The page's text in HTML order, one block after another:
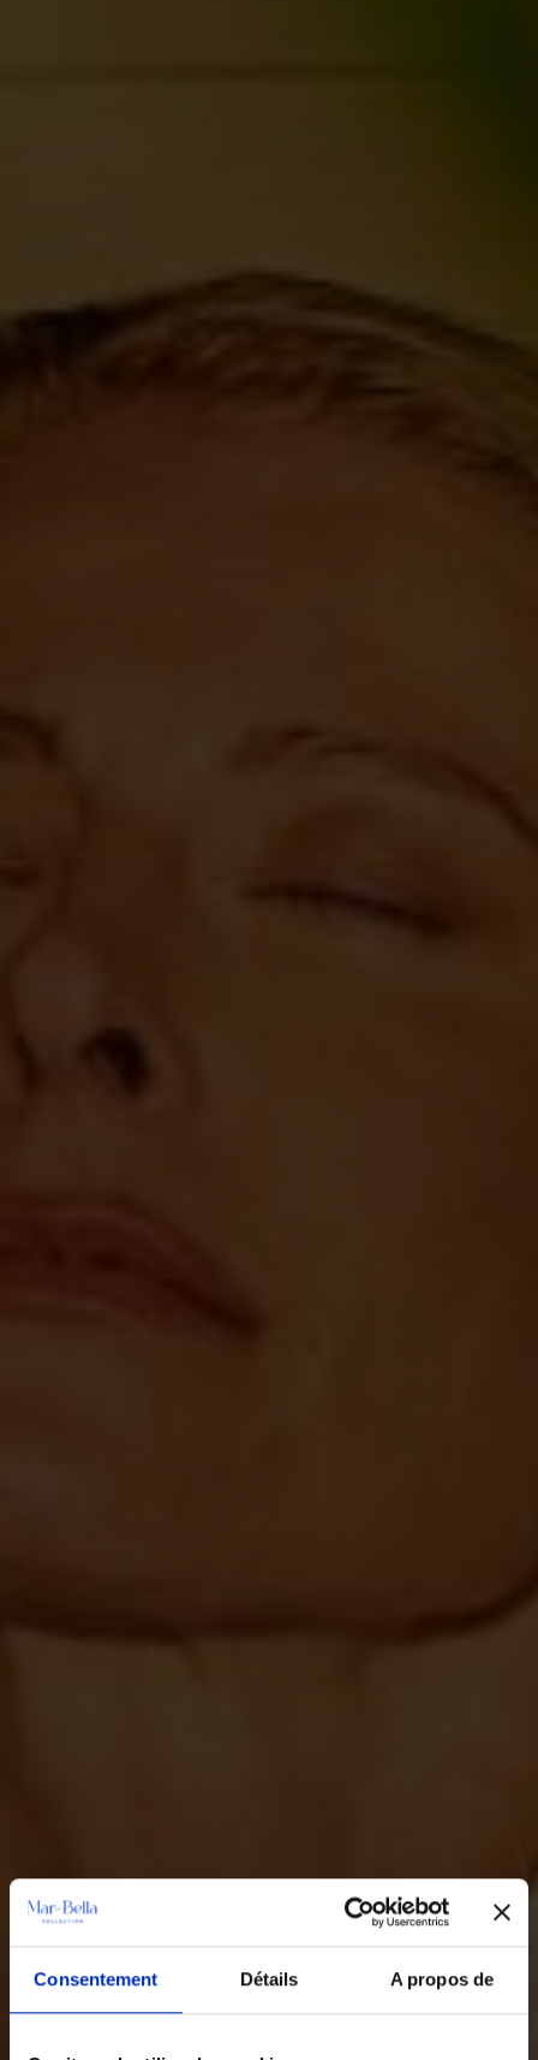
Consentement Détails A propos de